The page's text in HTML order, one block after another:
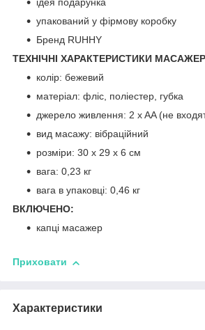
упакований у фірмову коробку
Бренд RUHHY
ТЕХНІЧНІ ХАРАКТЕРИСТИКИ
колір: бежевий
матеріал: фліс, поліестер, губка
джерело живлення: 2 x AA (не
вид масажу: вібраційний
розміри: 30 х 29 х 6 см
вага: 0,23 кг
вага в упаковці: 0,46 кг
ВКЛЮЧЕНО:
капці масажер
Приховати
Характеристики